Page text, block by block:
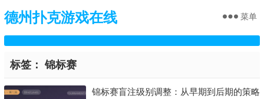
德州扑克游戏在线 菜单
标签：锦标赛
锦标赛盲注级别调整：从早期到后期的策略